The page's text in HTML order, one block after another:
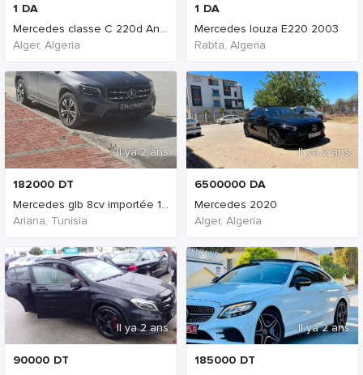
1 DA
Mercedes classe C 220d Année 2023
Alger, Algeria
Il ya 2 ans
182000 DT
Mercedes glb 8cv importée 14000km garantiemercedes
Ariana, Tunisia
Il ya 2 ans
90000 DT
1 DA
Mercedes louza E220 2003
Rabta, Algeria
Il ya 2 ans
6500000 DA
Mercedes 2020
Alger, Algeria
Il ya 2 ans
185000 DT